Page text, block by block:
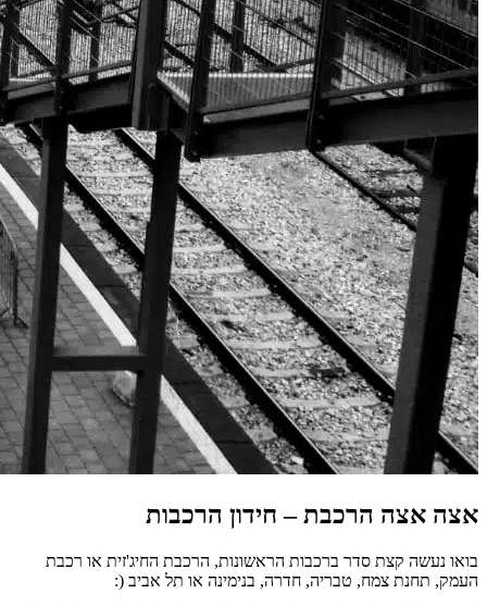
אצה אצה הרכבת – חידון הרכבות
בואו נעשה קצת סדר ברכבות הראשונות, הרכבת החיג'זית או רכבת
העמק, תחנת צמח, טבריה, חדרה, בנימינה או תל אביב (: